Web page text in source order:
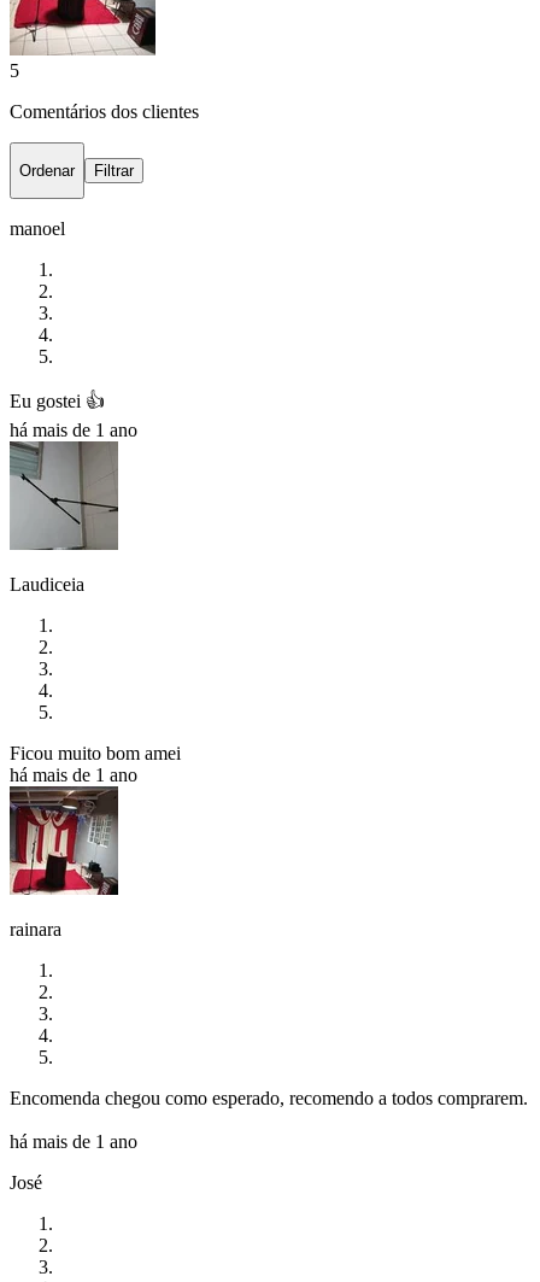
5
Comentários dos clientes
Ordenar Filtrar
manoel
Eu gostei 👍
há mais de 1 ano
Laudiceia
Ficou muito bom amei
há mais de 1 ano
rainara
Encomenda chegou como esperado, recomendo a todos comprarem.
há mais de 1 ano
José